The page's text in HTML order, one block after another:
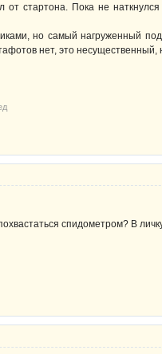
стартона. Пока не
но самый нагруженный
нет, это несущественный,
спидометром? В